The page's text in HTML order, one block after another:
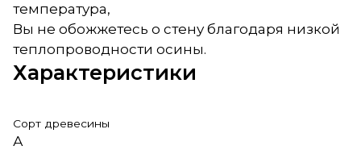
температура,
Вы не обожжетесь о стену благодаря низкой
теплопроводности осины.
Характеристики
Сорт древесины
А